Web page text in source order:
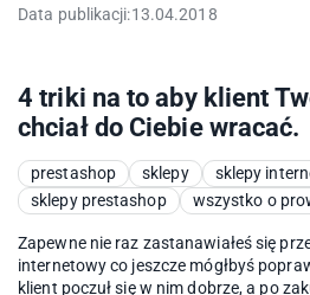
Data publikacji:13.04.2018
4 triki na to aby klient
chciał do Ciebie wracać.
prestashop sklepy
sklepy
sklepy prestashop
wszystko o
Zapewne nie raz zastanawiałeś się
internetowy co jeszcze mógłbyś
klient poczuł się w nim dobrze, a po